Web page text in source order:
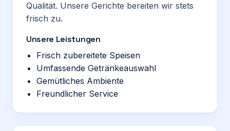
Qualität. Unsere Gerichte bereiten wir stets
frisch zu.
Unsere Leistungen
Frisch zubereitete Speisen
Umfassende Getränkeauswahl
Gemütliches Ambiente
Freundlicher Service